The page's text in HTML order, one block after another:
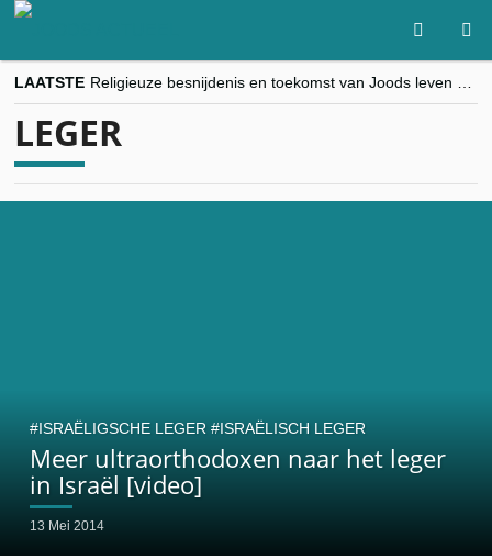
LAATSTE
“Besnijdenisdebat toont hoe moeilijk seculiere Westen minderheden begrijpt”, Jinnih Beels (Vooruit)
LEGER
Meer ultraorthodoxen naar het leger
in Israël [video]
13 Mei 2014
ISRAËLIGSCHE LEGER ISRAËLISCH LEGER